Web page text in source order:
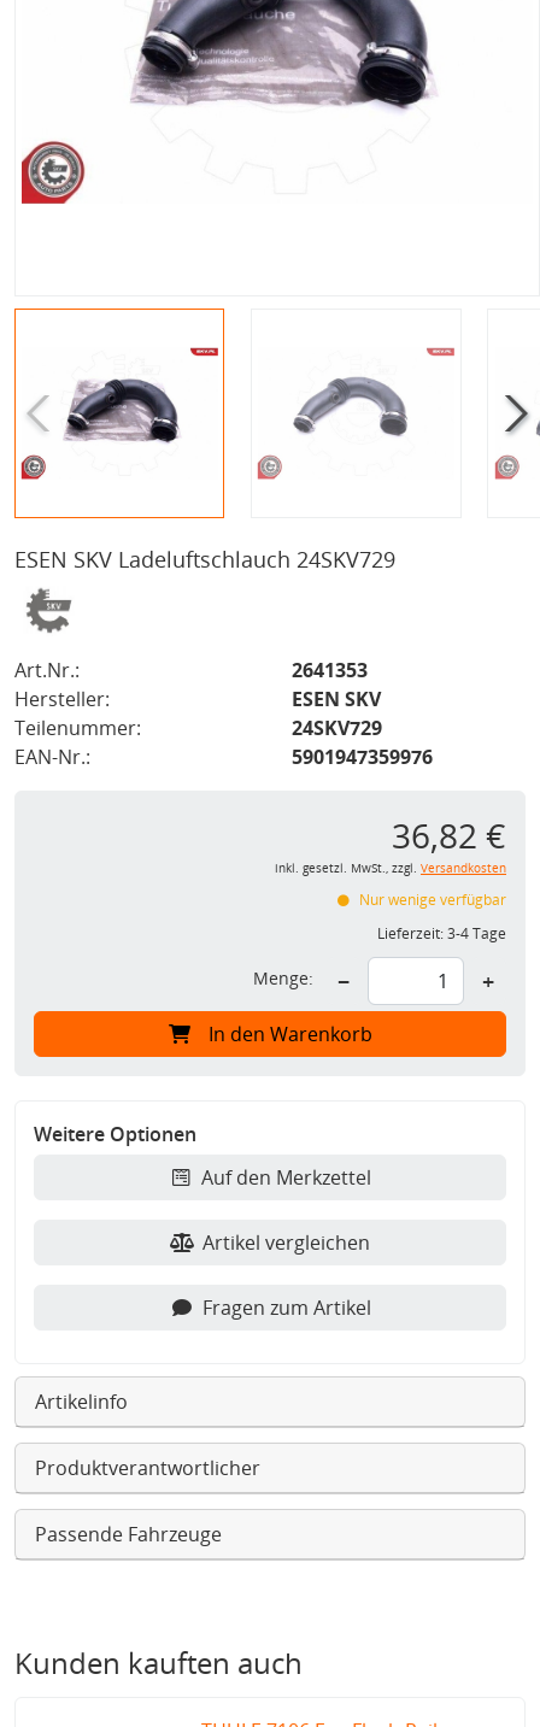
ESEN SKV Ladeluftschlauch 24SKV729
Art.Nr.:
2641353
Hersteller:
ESEN SKV
Teilenummer:
24SKV729
EAN-Nr.:
5901947359976
36,82 €
inkl. gesetzl. MwSt., zzgl. Versandkosten
Nur wenige verfügbar
Lieferzeit:3-4 Tage
Menge: − +
In den Warenkorb
Weitere Optionen
Auf den Merkzettel
Artikel vergleichen
Fragen zum Artikel
Artikelinfo
Produktverantwortlicher
Passende Fahrzeuge
Kunden kauften auch